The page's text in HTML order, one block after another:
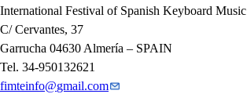
International Festival of Spanish Keyboard Music
C/ Cervantes, 37
Garrucha 04630 Almería – SPAIN
Tel. 34-950132621
fimteinfo@gmail.com